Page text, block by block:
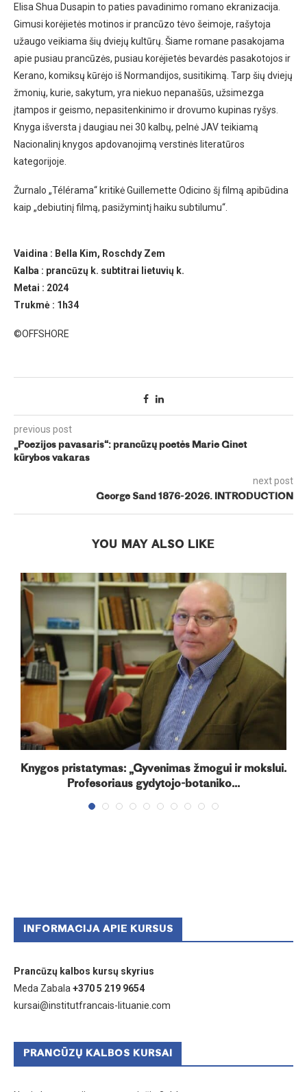
Elisa Shua Dusapin to paties pavadinimo romano ekranizacija.
Gimusi korėjietės motinos ir prancūzo tėvo šeimoje, rašytoja
užaugo veikiama šių dviejų kultūrų. Šiame romane pasakojama
apie pusiau prancūzės, pusiau korėjietės bevardės pasakotojos ir
Kerano, komiksų kūrėjo iš Normandijos, susitikimą. Tarp šių dviejų
žmonių, kurie, sakytum, yra niekuo nepanašūs, užsimezga
įtampos ir geismo, nepasitenkinimo ir drovumo kupinas ryšys.
Knyga išversta į daugiau nei 30 kalbų, pelnė JAV teikiamą
Nacionalinį knygos apdovanojimą verstinės literatūros
kategorijoje.
Žurnalo „Télérama“ kritikė Guillemette Odicino šį filmą apibūdina
kaip „debiutinį filmą, pasižymintį haiku subtilumu“.
Vaidina : Bella Kim, Roschdy Zem
Kalba : prancūzų k. subtitrai lietuvių k.
Metai : 2024
Trukmė : 1h34
©OFFSHORE
previous post
„Poezijos pavasaris“: prancūzų poetės Marie Ginet
kūrybos vakaras
next post
George Sand 1876-2026. INTRODUCTION
YOU MAY ALSO LIKE
Knygos pristatymas: „Gyvenimas žmogui ir mokslui.
Profesoriaus gydytojo-botaniko...
INFORMACIJA APIE KURSUS
Prancūzų kalbos kursų skyrius
Meda Zabala+370 5 219 9654
kursai@institutfrancais-lituanie.com
PRANCŪZŲ KALBOS KURSAI